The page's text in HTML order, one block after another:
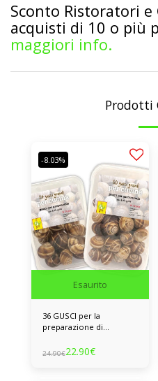
Sconto Ristoratori
acquisti di 10 o più
maggiori info.
Prodotti
Esaurito
-8.03%
36 GUSCI per la
preparazione di
BORGOGNA/ESCARGOT
24.90€22.90€